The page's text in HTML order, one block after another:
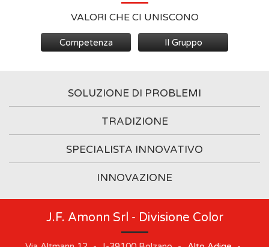
VALORI CHE CI UNISCONO
Competenza Il Gruppo
SOLUZIONE DI PROBLEMI
TRADIZIONE
SPECIALISTA INNOVATIVO
INNOVAZIONE
J.F. Amonn Srl - Divisione Color